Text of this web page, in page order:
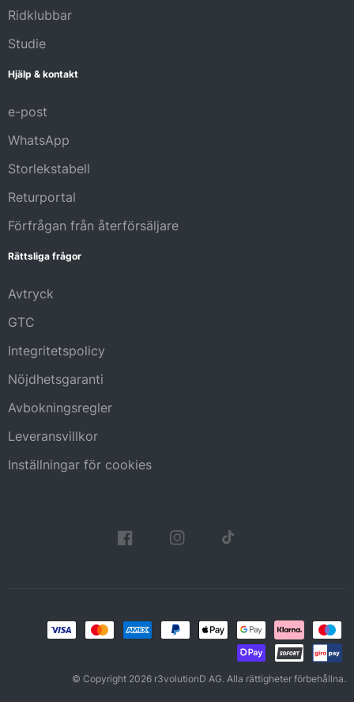
Ridklubbar
Studie
Hjälp & kontakt
e-post
WhatsApp
Storlekstabell
Returportal
Förfrågan från återförsäljare
Rättsliga frågor
Avtryck
GTC
Integritetspolicy
Nöjdhetsgaranti
Avbokningsregler
Leveransvillkor
Inställningar för cookies
© Copyright 2026 r3volutionD AG. Alla rättigheter förbehållna.